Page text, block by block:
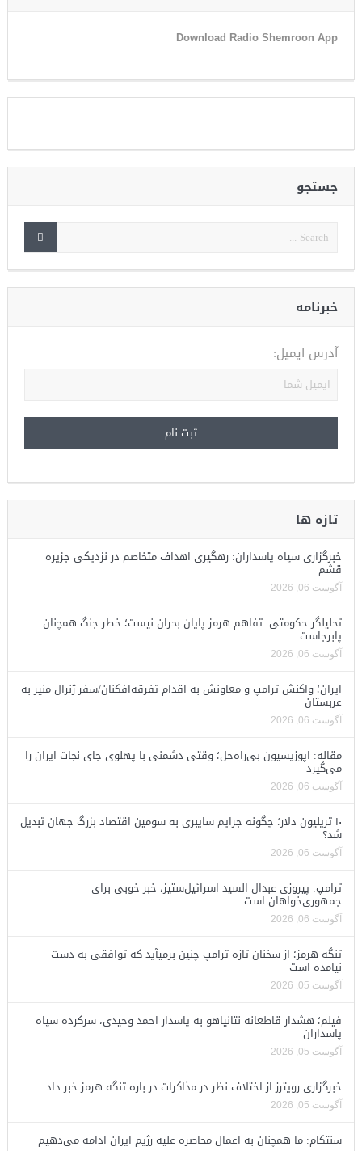
Download Radio Shemroon App
جستجو
خبرنامه
آدرس ایمیل:
تازه ها
خبرگزاری سپاه پاسداران: رهگیری اهداف متخاصم در نزدیکی جزیره
قشم
آگوست 06, 2026
تحلیلگر حکومتی: تفاهم هرمز پایان بحران نیست؛ خطر جنگ همچنان
پابرجاست
آگوست 06, 2026
ایران؛ واکنش ترامپ و معاونش به اقدام تفرقه‌افکنان/سفر ژنرال منیر به
عربستان
آگوست 06, 2026
مقاله: اپوزیسیون بی‌راه‌حل؛ وقتی دشمنی با پهلوی جای نجات ایران را
می‌گیرد
آگوست 06, 2026
۱۰ تریلیون دلار؛ چگونه جرایم سایبری به سومین اقتصاد بزرگ جهان تبدیل
شد؟
آگوست 06, 2026
ترامپ: پیروزی عبدال السید اسرائیل‌ستیز، خبر خوبی برای
جمهوری‌خواهان است
آگوست 06, 2026
تنگه هرمز؛ از سخنان تازه ترامپ چنین برمیآید که توافقی به دست
نیامده است
آگوست 05, 2026
فیلم؛ هشدار قاطعانه نتانیاهو به پاسدار احمد وحیدی، سرکرده سپاه
پاسداران
آگوست 05, 2026
خبرگزاری رویترز از اختلاف نظر در مذاکرات در باره تنگه هرمز خبر داد
آگوست 05, 2026
سنتکام: ما همچنان به اعمال محاصره علیه رژیم ایران ادامه می‌دهیم